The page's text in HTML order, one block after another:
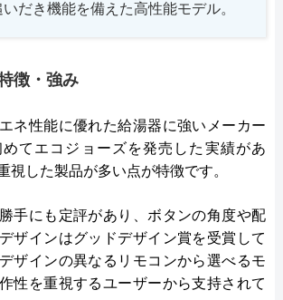
だき機能を備えた高性能モデル。
徴・強み
ネ性能に優れた給湯器に強いメーカー
てエコジョーズを発売した実績があ
視した製品が多い点が特徴です。
手にも定評があり、ボタンの角度や配
ザインはグッドデザイン賞を受賞して
ザインの異なるリモコンから選べるモ
性を重視するユーザーから支持されて